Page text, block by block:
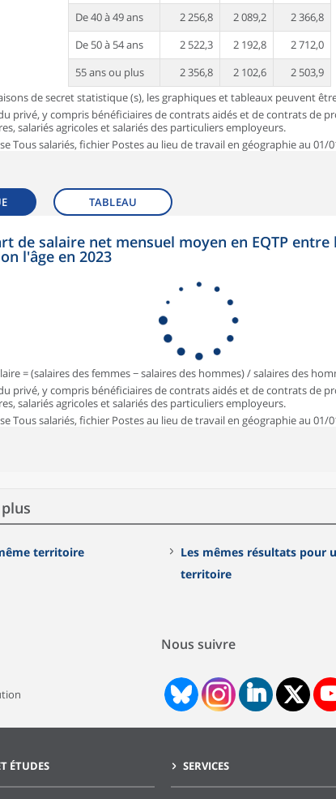
De 40 à 49 ans
2 256,8 2 089,2
2 366,8
De 50 à 54 ans
2 522,3 2 192,8
2 712,0
55 ans ou plus
2 356,8 2 102,6
2 503,9
de secret statistique (s), les graphiques et tableaux peuvent
privé, y compris bénéficiaires de contrats aidés et de contrats de
salariés agricoles et salariés des particuliers employeurs.
Tous salariés, fichier Postes au lieu de travail en géographie au 01/
TABLEAU
de salaire net mensuel moyen en EQTP
l'âge en 2023
= (salaires des femmes − salaires des hommes) / salaires des
privé, y compris bénéficiaires de contrats aidés et de contrats de
salariés agricoles et salariés des particuliers employeurs.
Tous salariés, fichier Postes au lieu de travail en géographie au 01/
territoire
Les mêmes résultats pour
territoire
Nous suivre
ÉTUDES SERVICES